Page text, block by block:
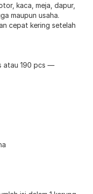
kaca, meja, dapur,
maupun usaha.
cepat kering setelah
atau 190 pcs —